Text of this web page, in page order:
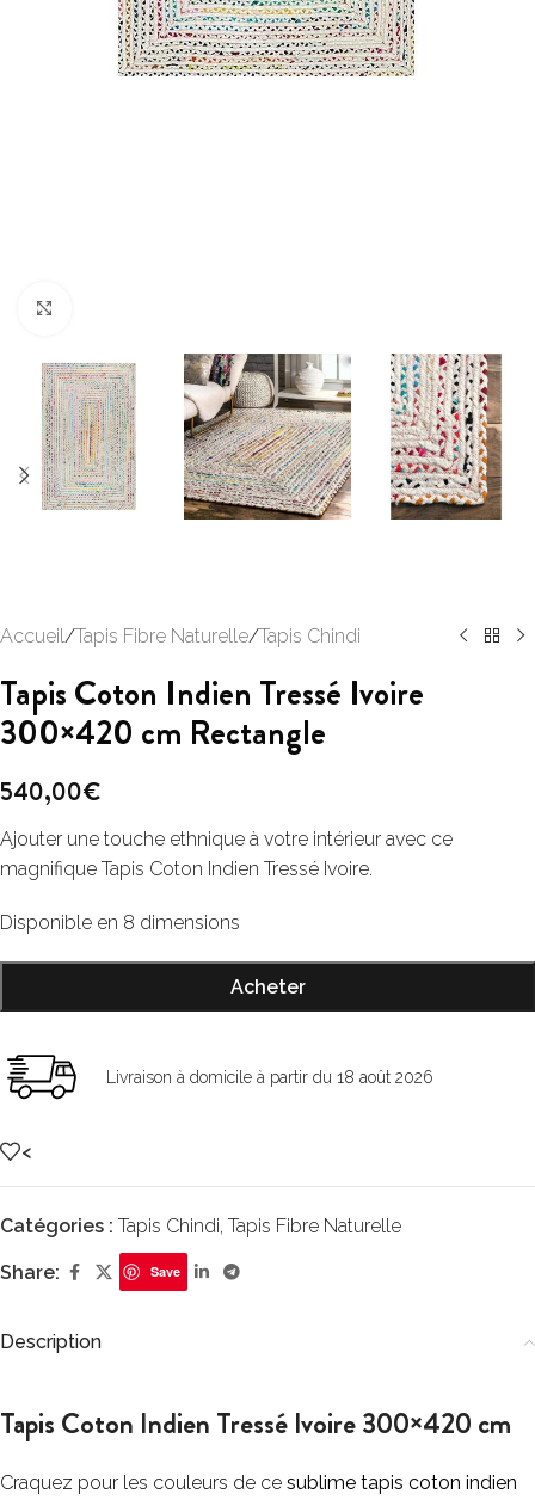
Accueil/Tapis Fibre Naturelle/Tapis Chindi
Tapis Coton Indien Tressé Ivoire
300×420 cm Rectangle
540,00€
Ajouter une touche ethnique à votre intérieur avec ce
magnifique Tapis Coton Indien Tressé Ivoire.
Disponible en 8 dimensions
Acheter
Livraison à domicile à partir du 18 août 2026
<
Catégories : Tapis Chindi, Tapis Fibre Naturelle
Share: Save
Description
Tapis Coton Indien Tressé Ivoire 300×420 cm
Craquez pour les couleurs de ce sublime tapis coton indien